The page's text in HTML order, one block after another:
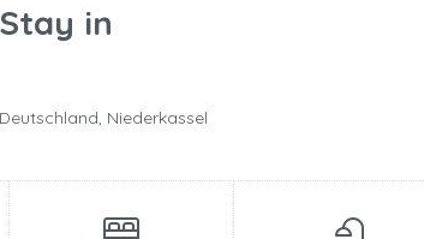
in
Niederkassel